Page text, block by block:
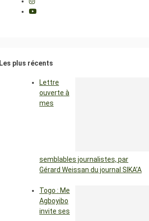
Les plus récents
Lettre
ouverte à
mes
semblables journalistes, par
Gérard Weissan du journal SIKA’A
Togo : Me
Agboyibo
invite ses